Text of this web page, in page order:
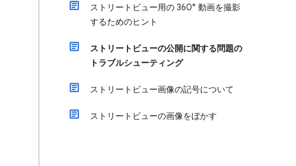
ストリートビュー用の 360° 動画を撮影
するためのヒント
ストリートビューの公開に関する問題の
トラブルシューティング
ストリートビュー画像の記号について
ストリートビューの画像をぼかす